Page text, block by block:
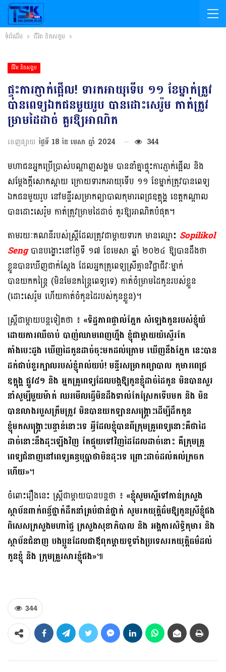
ទំព័រដើម ជីវិត និងសង្គម
ជីវិត និងសង្គម
ផ្ទុះការភ្ញាក់ផ្អើល! ទារកអាយុទើប ១១ ខែម្នាក់ត្រូវ
បានពេទ្យឯកជនមួយរូប បានដោះសេរ៉ូម កាត់ត្រូវ
ម្រាមដៃដាច់ គួរឱ្យអាណិត
ចេញផ្សាយ ថ្ងៃទី 18 ខែ មេសា ឆ្នាំ 2024 344
មហាជនអ្នកប្រើប្រាស់បណ្ដាញសង្គម បាននាំគ្នាផ្ទុះការភ្ញាក់ផ្អើល និង
សម្ដែងក្ដីសោកស្ដាយ ក្រោយទារកអាយុទើប ១១ ខែម្នាក់ត្រូវបានពេទ្យ
ឯកជនមួយរូប នៅមន្ទីរសម្រាកព្យាបាលកុមារពេជ្រឧត្តុង្គ ខេត្តកណ្ដាល
បានដោះសេរ៉ូម កាត់ត្រូវម្រាមដៃដាច់ គួរឱ្យអាណិតបំផុត។
តាមរយៈគណនីរបស់ស្ត្រីដែលត្រូវជាម្ដាយទារក មានឈ្មោះ Sopilikol
Sengបានបង្ហោះនៅថ្ងៃទី ១៧ ខែមេសា​ ឆ្នាំ ២០២៤ ឱ្យបានដឹងថា
ខ្លួនបានឃើញជាក់ស្តែង ដែលអ្នកគ្រូពេទ្យស្រីគ្មានវិជ្ជាជីវៈម្នាក់
បានយកកន្រៃ្ត (មិនមែនកន្ត្រៃពេទ្យទេ) កាត់ចំម្រាមដៃកូនរបស់ខ្លួន
(ដោះសេរ៉ូម ហើយកាត់ចំកូនដៃរបស់កូនខ្លួន​)។
ស្ត្រីជាម្ដាយបន្តទៀតថា ៖ «ទិដ្ឋភាពផ្ទាល់ភ្នែក សំឡេងកូនរបស់ខ្ញុំយំ
ដោយការឈឺចាប់ បាញ់ឈាមពេញហ្នឹង ខ្ញុំជាម្តាយយំស្ទើរតែ
គាំងបេះដូង ឃើញដៃកូនដាច់ចុះមកដល់ក្រោម ឃើញនឹងភ្នែក នេះបាន
ដក់ជាប់ខួរក្បាលរបស់ខ្ញុំរាល់យប់! មន្ទីរសម្រាកព្យាបាល កុមារពេជ្រ
ឧត្តុង្គ ផ្លូវ៥១ និង អ្នកគ្រូពេទ្យដែលបង្កឱ្យកូនខ្ញុំដាច់ដៃកូន មិនបានសួរ
នាំសូម្បីមួយម៉ាត់ ឈរមើលធ្វើមិនដឹងទាល់តែស្រែកទើបមក និង មិន
បានលាងរបួសត្រឹមត្រូវ មិនបានយកឡានសង្គ្រោះដើម្បីដឹកកូន
ខ្ញុំមកសង្គ្រោះបន្ទាន់នោះទេ អ្វីដែលខ្ញុំបានពីក្រុមគ្រូពេទ្យនោះគឺថាដៃ
ដាច់នោះនឹងដុះឡើងវិញ តែផ្ទុយទៅវិញដៃដែលដាច់នោះ គឺក្រុមគ្រូ
ពេទ្យជំនាញនៅពេទ្យគន្ធបុប្ផាថាមិនដុះទេ ព្រោះដាច់ដល់គល់ក្រចក
ហើយ»។
ចំពោះរឿងនេះ ស្ត្រីជាម្ដាយបានបន្តថា ៖ «ខ្ញុំសូមស្នើទៅកាន់ក្រសួង
ស្ថាប័នពាក់ពន្ធ័ថ្នាក់ដឹកនាំគ្រប់ជាន់ថ្នាក់ សូមរកយុត្តិធ៌មឱ្យកូនស្រីខ្ញុំផង
ពិសេសក្រសួងមហាផ្ទៃ ក្រសួងសុខាភិបាល និង អង្គការសិទ្ធិកុមារ និង
ស្ថាប័នជំនាញ បងប្អូនដែលជាឪពុកម្តាយទូទាំងប្រទេសរកយុត្តិធម៌ដល់
កូនខ្ញុំ និង ក្រុមគ្រួរសារខ្ញុំផង»៕
344